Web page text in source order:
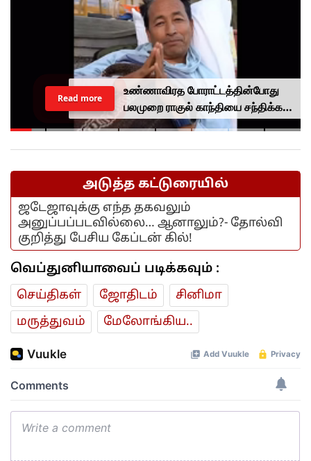
உண்ணாவிரத போராட்டத்தின்போது
பலமுறை ராகுல் காந்தியை சந்திக்க
முயன்றாரா சோனம் வாங்சுக்
Read more
அடுத்த கட்டுரையில்
ஜடேஜாவுக்கு எந்த தகவலும்
அனுப்பப்படவில்லை… ஆனாலும்?- தோல்வி
குறித்து பேசிய கேப்டன் கில்!
வெப்துனியாவைப் படிக்கவும் :
செய்திகள் ஜோ‌திட‌ம்
சினிமா
மரு‌த்துவ‌ம்
மேலோங்கிய..